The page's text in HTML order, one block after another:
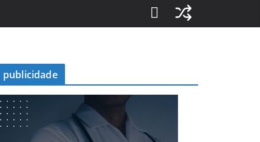
publicidade